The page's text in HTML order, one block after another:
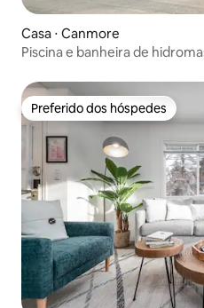
Casa ⋅ Canmore
Piscina e banheira de
Preferido dos hóspedes
Preferido dos hóspedes